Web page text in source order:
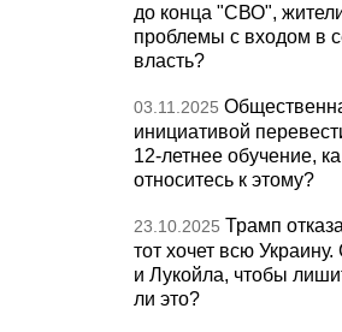
до конца "СВО",
проблемы с входом в
власть?
03.11.2025
инициативой
12-летнее обучение,
относитесь к этому?
23.10.2025 Трамп
тот хочет всю
и Лукойла, чтобы
ли это?